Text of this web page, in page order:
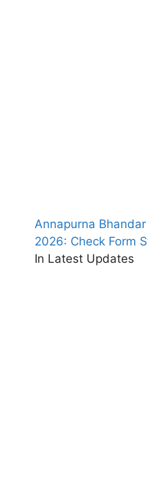
Annapurna
2026: Check Form
In Latest Updates